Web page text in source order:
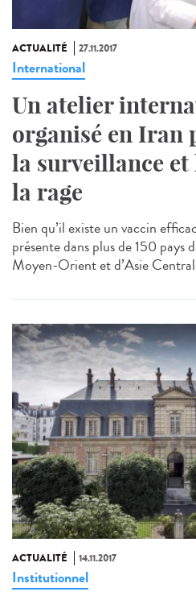
ACTUALITÉ 27.11.2017
International
Un atelier
organisé en Iran
la surveillance
la rage
Bien qu’il existe un vaccin
présente dans plus de 150 pays
Moyen-Orient et d’Asie
ACTUALITÉ 14.11.2017
Institutionnel